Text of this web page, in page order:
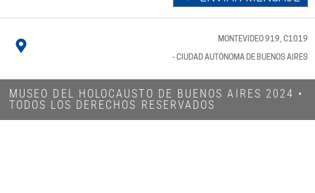
MONTEVIDEO 919, C1019
- CIUDAD AUTÓNOMA DE BUENOS AIRES
MUSEO DEL HOLOCAUSTO DE BUENOS AIRES 2024​ •
TODOS LOS DERECHOS RESERVADOS